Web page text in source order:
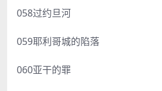
058过约旦河
059耶利哥城的陷落
060亚干的罪